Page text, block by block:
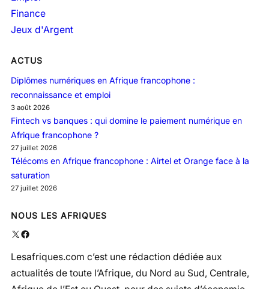
Finance
Jeux d'Argent
ACTUS
Diplômes numériques en Afrique francophone :
reconnaissance et emploi
3 août 2026
Fintech vs banques : qui domine le paiement numérique en
Afrique francophone ?
27 juillet 2026
Télécoms en Afrique francophone : Airtel et Orange face à la
saturation
27 juillet 2026
NOUS LES AFRIQUES
X Facebook
Lesafriques.com c’est une rédaction dédiée aux
actualités de toute l’Afrique, du Nord au Sud, Centrale,